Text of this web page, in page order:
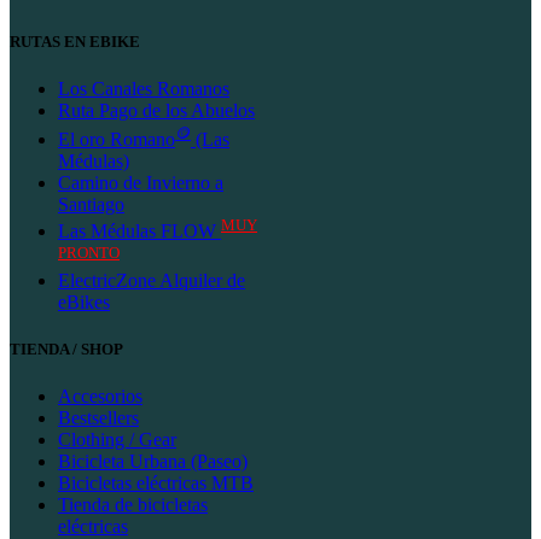
RUTAS EN EBIKE
Los Canales Romanos
Ruta Pago de los Abuelos
El oro Romano🪙 (Las
Médulas)
Camino de Invierno a
Santiago
Las Médulas FLOW MUY
PRONTO
ElectricZone Alquiler de
eBikes
TIENDA / SHOP
Accesorios
Bestsellers
Clothing / Gear
Bicicleta Urbana (Paseo)
Bicicletas eléctricas MTB
Tienda de bicicletas
eléctricas